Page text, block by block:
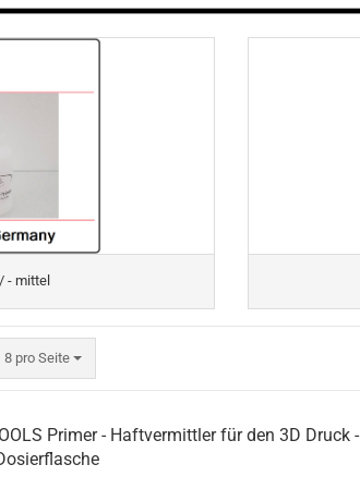
- mittel
8 pro Seite
Primer - Haftvermittler für den 3D Druck -